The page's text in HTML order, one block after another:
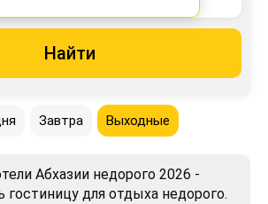
Найти
Завтра Выходные
Абхазии недорого 2026 -
гостиницу для отдыха недорого.